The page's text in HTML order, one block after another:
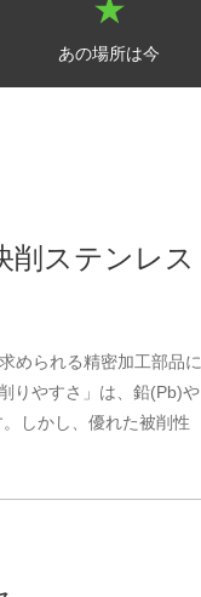
あの場所は今
削ステンレス
められる精密加工部品に
りやすさ」は、鉛(Pb)や
しかし、優れた被削性